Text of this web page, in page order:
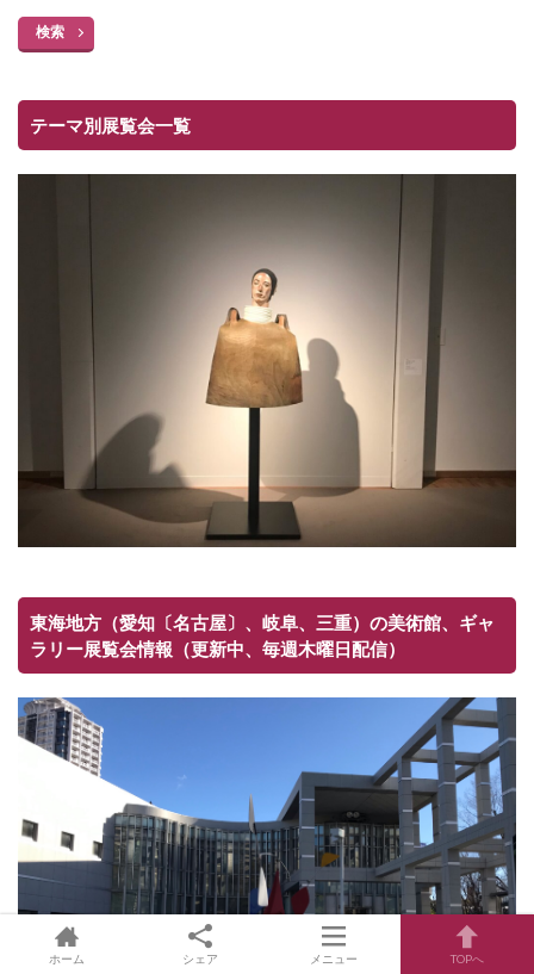
検索
テーマ別展覧会一覧
東海地方（愛知〔名古屋〕、岐阜、三重）の美術館、ギャ
ラリー展覧会情報（更新中、毎週木曜日配信）
ホーム シェア メニュー TOPへ